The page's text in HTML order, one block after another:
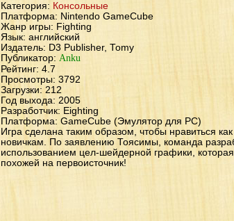
Категория: Консольные
Платформа: Nintendo GameCube
Жанр игры: Fighting
Язык: английский
Издатель: D3 Publisher, Tomy
Публикатор: Anku
Рейтинг: 4.7
Просмотры: 3792
Загрузки: 212
Год выхода: 2005
Разработчик: Eighting
Платформа: GameCube (Эмулятор для PC)
Игра сделана таким образом, чтобы нравиться
новичкам. По заявлению Тоясимы, команда
использованием цел-шейдерной графики,
похожей на первоисточник!